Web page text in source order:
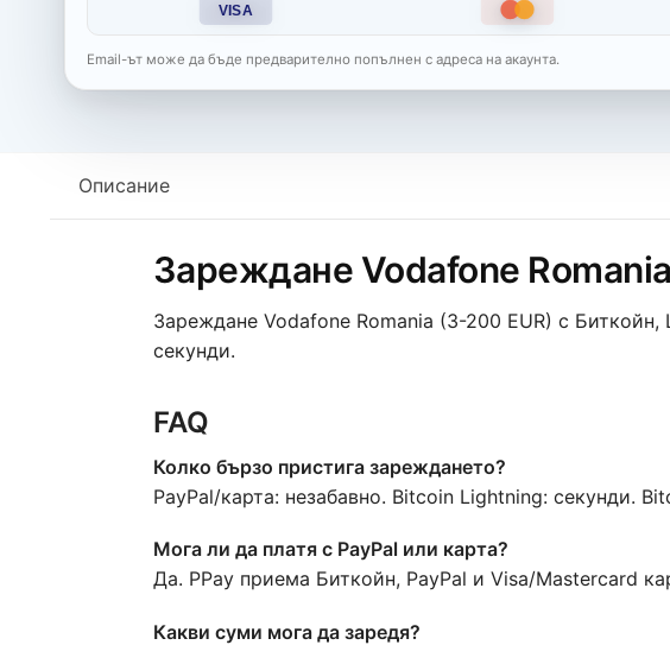
VISA
Email-ът може да бъде предварително попълнен с адреса на акаунта.
Описание
Зареждане Vodafone
Зареждане Vodafone Romania (3-200 EUR) с
секунди.
FAQ
Колко бързо пристига зареждането?
PayPal/карта: незабавно. Bitcoin Lightning: секунди.
Мога ли да платя с PayPal или карта?
Да. PPay приема Биткойн, PayPal и Visa/Mastercard
Какви суми мога да заредя?